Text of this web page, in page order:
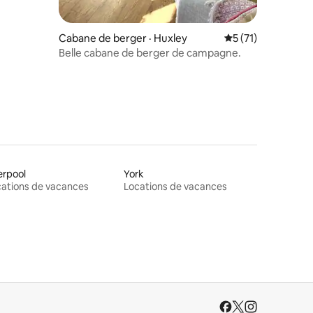
Cabane de berger · Huxley Note moyenne
5 (71)
Belle cabane de berger de campagne.
de vacances
York
Locations de vacances